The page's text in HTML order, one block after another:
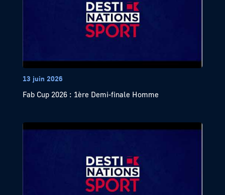
13 juin 2026
Fab Cup 2026 : 1ère Demi-finale Homme